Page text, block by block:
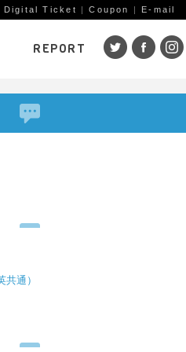
Digital Ticket |Coupon | E-mail
REPORT
五竜・47
野沢温泉
通）